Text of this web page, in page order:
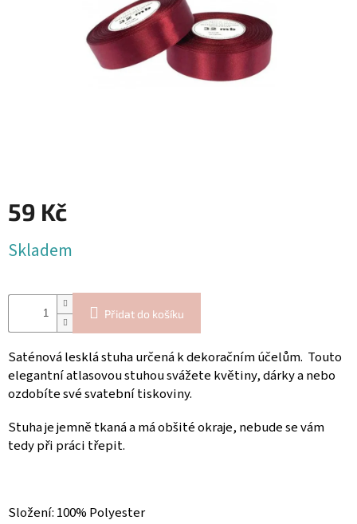
59 Kč
cena:
Skladem
Přidat do košíku
Saténová lesklá stuha určená k dekoračním účelům. Touto
elegantní atlasovou stuhou svážete květiny, dárky a nebo
ozdobíte své svatební tiskoviny.
Stuha je jemně tkaná amá obšité okraje, nebude se vám
tedy při práci třepit.
Složení: 100% Polyester